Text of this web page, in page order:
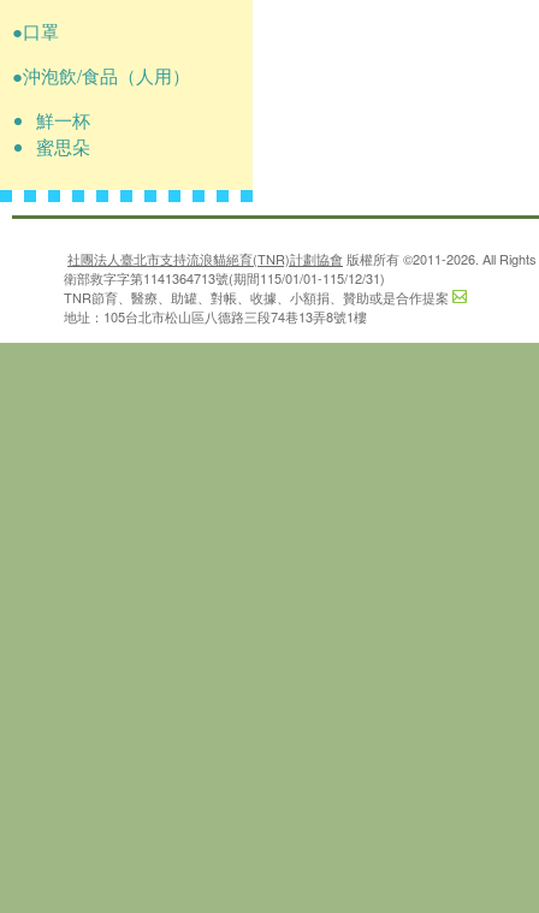
●口罩
●沖泡飲/食品（人用）
鮮一杯
蜜思朵
社團法人臺北市支持流浪貓絕育(TNR)計劃協會 版權所有 ©2011-2026. All
衛部救字字第1141364713號(期間115/01/01-115/12/31)
TNR節育、醫療、助罐、對帳、收據、小額捐、贊助或是合作提案
地址：105台北市松山區八德路三段74巷13弄8號1樓